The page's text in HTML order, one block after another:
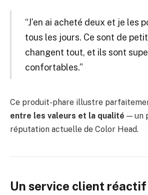
“J’en ai acheté deux et je les
tous les jours. Ce sont de
changent tout, et ils sont
confortables.”
Ce produit-phare illustre
entre les valeurs et la qualité — un
réputation actuelle de Color Head.
Un service client